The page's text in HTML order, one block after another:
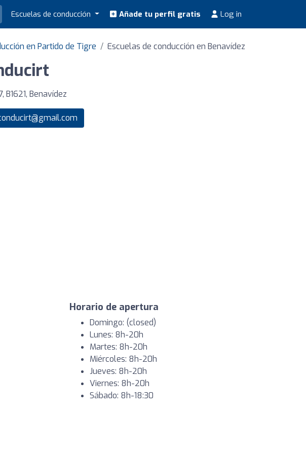
Escuelas de conducción Añade tu perfil gratis Log in
en Partido de Tigre Escuelas de conducción en Benavídez
B1621, Benavídez
Horario de apertura
Domingo: (closed)
Lunes: 8h-20h
Martes: 8h-20h
Miércoles: 8h-20h
Jueves: 8h-20h
Viernes: 8h-20h
Sábado: 8h-18:30